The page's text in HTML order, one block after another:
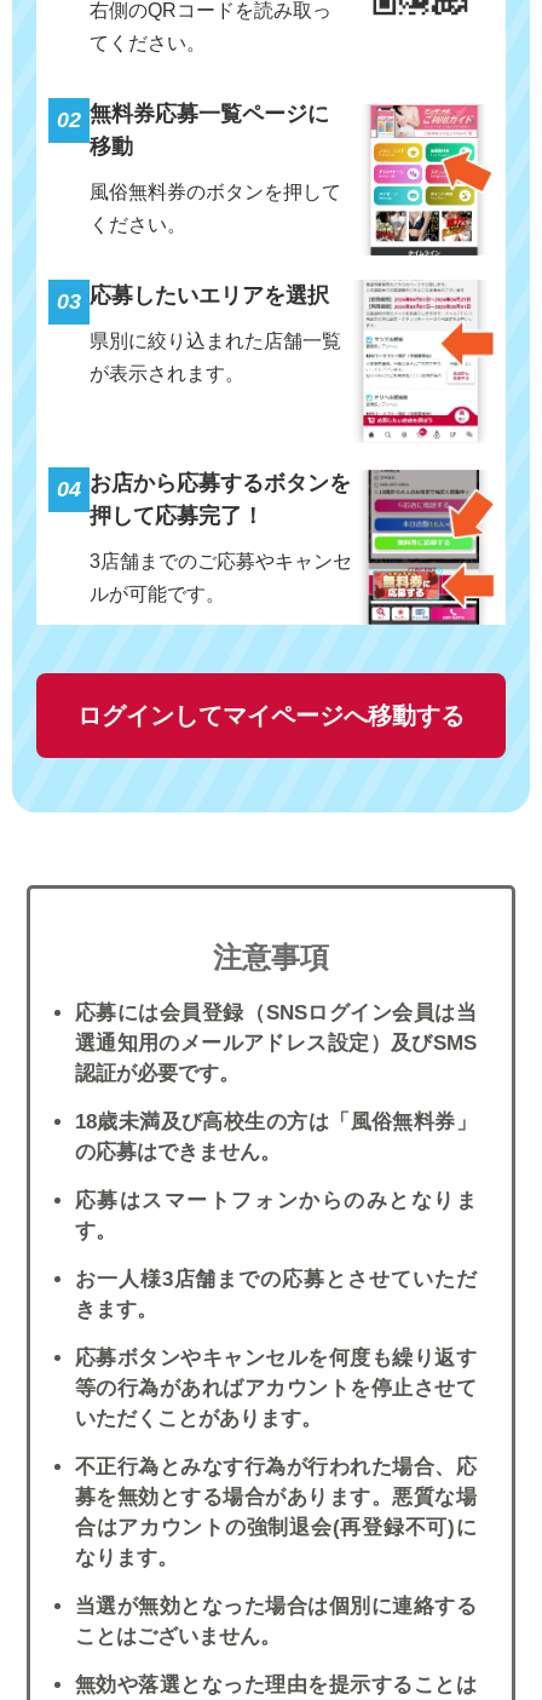
右側のQRコードを読み取っ
てください。
02 無料券応募一覧ページに
移動
風俗無料券のボタンを押して
ください。
03 応募したいエリアを選択
県別に絞り込まれた店舗一覧
が表示されます。
04 お店から応募するボタンを
押して応募完了！
3店舗までのご応募やキャンセ
ルが可能です。
ログインしてマイページへ移動する
注意事項
応募には会員登録（SNSログイン会員は当
選通知用のメールアドレス設定）及びSMS
認証が必要です。
18歳未満及び高校生の方は「風俗無料券」
の応募はできません。
応募はスマートフォンからのみとなりま
す。
お一人様3店舗までの応募とさせていただ
きます。
応募ボタンやキャンセルを何度も繰り返す
等の行為があればアカウントを停止させて
いただくことがあります。
不正行為とみなす行為が行われた場合、応
募を無効とする場合があります。悪質な場
合はアカウントの強制退会(再登録不可)に
なります。
当選が無効となった場合は個別に連絡する
ことはございません。
無効や落選となった理由を提示することは